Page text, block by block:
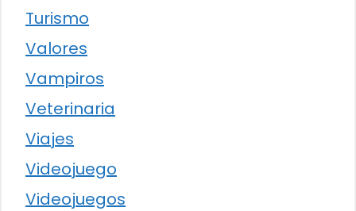
Turismo
Valores
Vampiros
Veterinaria
Viajes
Videojuego
Videojuegos